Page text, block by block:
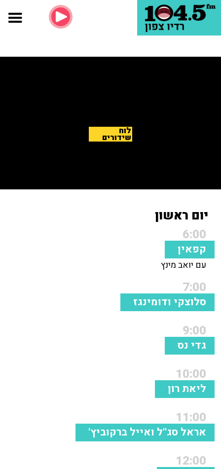
לוח
שידורים
יום ראשון
6:00
קפאין
עם יואב מינץ
7:00
סלוצקי ודומינגז
9:00
גדי נס
10:00
ליאת רון
11:00
אראל סג''ל ואייל ברקוביץ'
12:00